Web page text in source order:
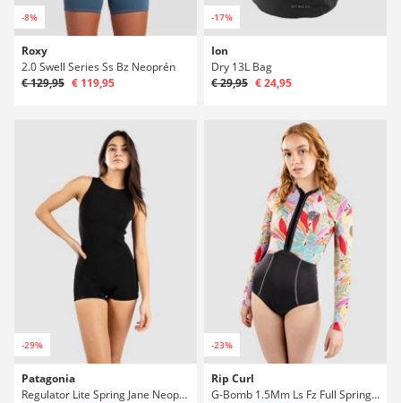
-8%
Roxy
2.0 Swell Series Ss Bz Neoprén
€ 129,95 € 119,95
-17%
Ion
Dry 13L Bag
€ 29,95 € 24,95
-29%
Patagonia
Regulator Lite Spring Jane Neoprén
-23%
Rip Curl
G-Bomb 1.5Mm Ls Fz Full Spring Neoprén